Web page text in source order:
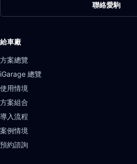
聯絡愛駒
給車廠
方案總覽
iGarage 總覽
使用情境
方案組合
導入流程
案例情境
預約諮詢